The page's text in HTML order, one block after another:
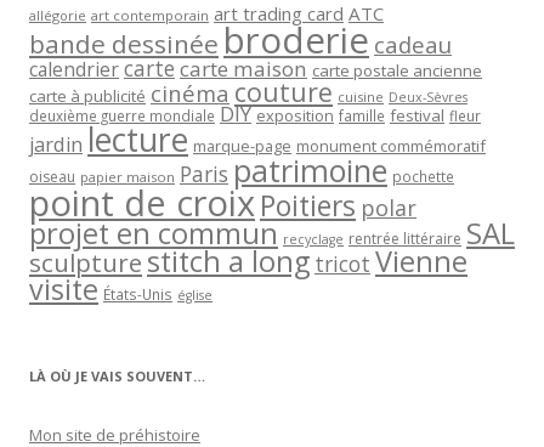
allégorie art contemporain art trading card ATC
bande dessinée broderie cadeau
calendriercartecarte maison carte postale ancienne
carte à publicité cinéma couture cuisine Deux-Sèvres
deuxième guerre mondiale DIY exposition famille festival fleur
jardin lecture marque-page monument commémoratif
oiseau papier maison Paris patrimoine pochette
point de croixPoitiers polar
projet en commun recyclage rentrée littéraire SAL
sculpturestitch a long tricot Vienne
visite États-Unis église
LÀ OÙ JE VAIS SOUVENT…
Mon site de préhistoire